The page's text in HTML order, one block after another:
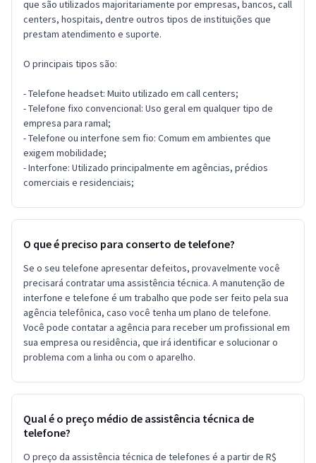
que são utilizados majoritariamente por empresas, bancos, call
centers, hospitais, dentre outros tipos de instituições que
prestam atendimento e suporte.
O principais tipos são:
- Telefone headset: Muito utilizado em call centers;
- Telefone fixo convencional: Uso geral em qualquer tipo de
empresa para ramal;
- Telefone ou interfone sem fio: Comum em ambientes que
exigem mobilidade;
- Interfone: Utilizado principalmente em agências, prédios
comerciais e residenciais;
O que é preciso para conserto de telefone?
Se o seu telefone apresentar defeitos, provavelmente você
precisará contratar uma assistência técnica. A manutenção de
interfone e telefone é um trabalho que pode ser feito pela sua
agência telefônica, caso você tenha um plano de telefone.
Você pode contatar a agência para receber um profissional em
sua empresa ou residência, que irá identificar e solucionar o
problema com a linha ou com o aparelho.
Qual é o preço médio de assistência técnica de
telefone?
O preço da assistência técnica de telefones é a partir de R$